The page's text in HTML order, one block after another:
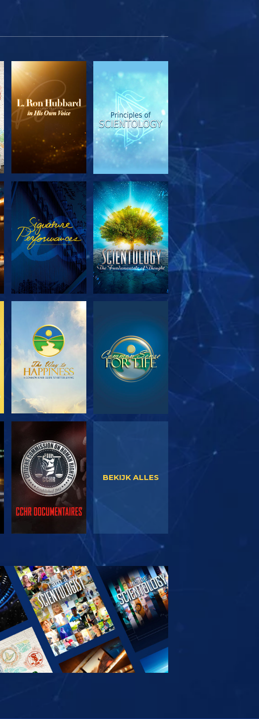
VERKEN DE SERIE KIJK
VERKEN DE SERIE
KIJK
VERKEN DE SERIE
BEKIJK ALLES